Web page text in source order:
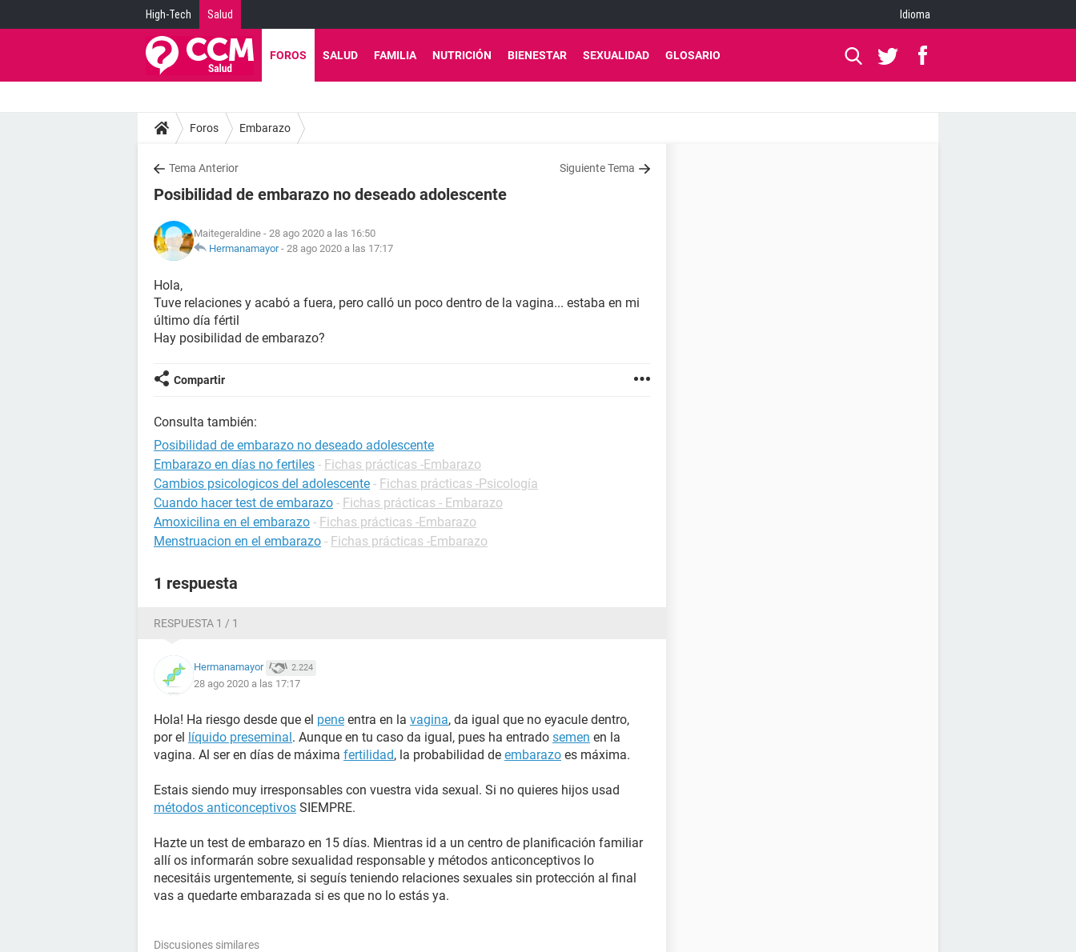
High-Tech Salud Idioma
FOROS SALUD FAMILIA NUTRICIÓN BIENESTAR SEXUALIDAD GLOSARIO
Foros Embarazo
Tema Anterior Siguiente Tema
Posibilidad de embarazo no deseado adolescente
Maitegeraldine - 28 ago 2020 a las 16:50
Hermanamayor- 28 ago 2020 a las 17:17
Hola,
Tuve relaciones y acabó a fuera, pero calló un poco dentro de la vagina... estaba en mi
último día fértil
Hay posibilidad de embarazo?
Compartir
Consulta también:
Posibilidad de embarazo no deseado adolescente
Embarazo en días no fertiles - Fichas prácticas -Embarazo
Cambios psicologicos del adolescente - Fichas prácticas -Psicología
Cuando hacer test de embarazo - Fichas prácticas - Embarazo
Amoxicilina en el embarazo - Fichas prácticas -Embarazo
Menstruacion en el embarazo - Fichas prácticas -Embarazo
1 respuesta
RESPUESTA 1 / 1
Hermanamayor 2.224
28 ago 2020 a las 17:17
Hola! Ha riesgo desde que el pene entra en la vagina, da igual que no eyacule dentro,
por el líquido preseminal. Aunque en tu caso da igual, pues ha entrado semen en la
vagina. Al ser en días de máxima fertilidad, la probabilidad de embarazo es máxima.
Estais siendo muy irresponsables con vuestra vida sexual. Si no quieres hijos usad
métodos anticonceptivos SIEMPRE.
Hazte un test de embarazo en 15 días. Mientras id a un centro de planificación familiar
allí os informarán sobre sexualidad responsable y métodos anticonceptivos lo
necesitáis urgentemente, si seguís teniendo relaciones sexuales sin protección al final
vas a quedarte embarazada si es que no lo estás ya.
Discusiones similares